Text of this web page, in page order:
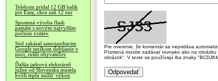
Telekom pridal 12 GB balík
pre Easy, chce zaň 12 eur
Spustená výroba flash
pamäte s novým najvyšším
počtom vrstiev
Súd zakázal samojazdiacim
Google taxíkom dobíjanie v
noci, rušili obyvateľov
Ďalšia jadrová elektráreň
južne od Slovenska musela
kvôli teplu znížiť výkon
Pre overenie, že komentár sa nepridáva
Písmená musíte zadávať rovnako ako na
obrázok". V texte sa používajú iba znaky